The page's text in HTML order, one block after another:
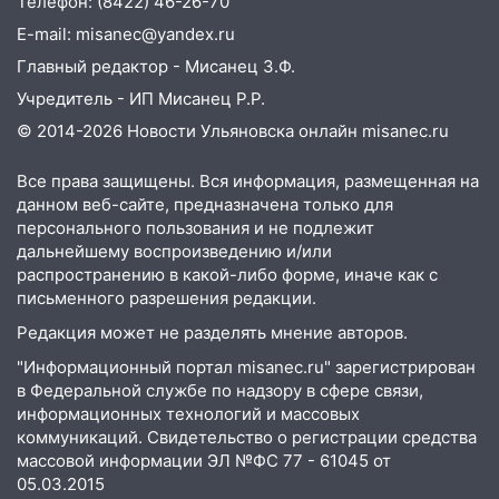
13:14
Ураган оторвал светофор на
проспекте Филатова в Ульяновске
13:12
Дерево пробило крышу дома на
Новгородской в Ульяновске и рухнуло
на электрощит
13:10 В Заволжском районе дерево
упало во дворе
13:08 Ураган ударил по Ульяновску:
сорванные крыши, поваленные деревья,
затопленные улицы и остановившиеся
трамваи
после ливня город снова уходит под
воду
12:12 Прокуратура взяла на контроль
ДТП с шестилетним ребёнком на улице
Федерации
E-mail: misanec@yandex.ru
Главный редактор - Мисанец З.Ф.
Учредитель - ИП Мисанец Р.Р.
© 2014-2026 Новости Ульяновска онлайн misanec.ru
Все права защищены. Вся информация, размещенная на
данном веб-сайте, предназначена только для
персонального пользования и не подлежит
дальнейшему воспроизведению и/или
распространению в какой-либо форме, иначе как с
письменного разрешения редакции.
Редакция может не разделять мнение авторов.
"Информационный портал misanec.ru" зарегистрирован
в Федеральной службе по надзору в сфере связи,
информационных технологий и массовых
коммуникаций. Свидетельство о регистрации средства
массовой информации ЭЛ №ФС 77 - 61045 от
05.03.2015